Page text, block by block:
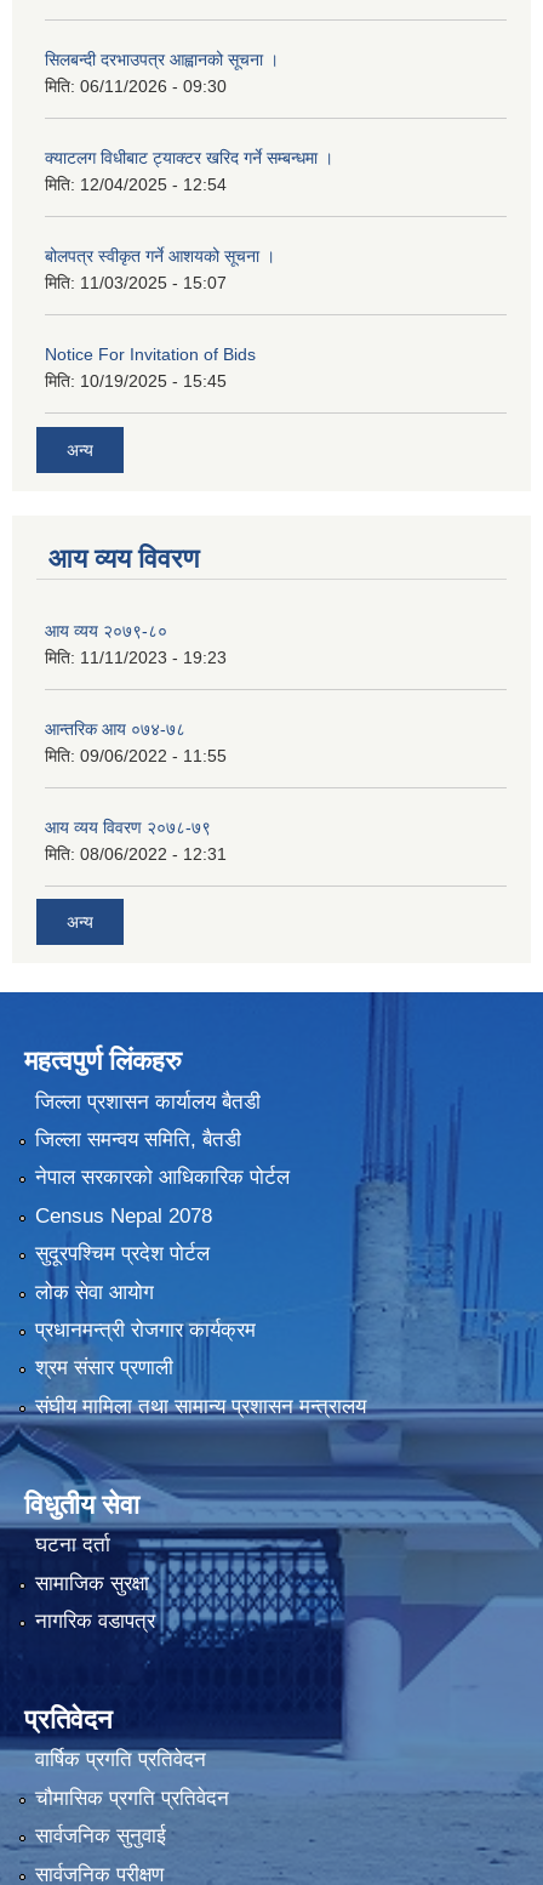
सिलबन्दी दरभाउपत्र आह्वानको सूचना ।
मिति: 06/11/2026 - 09:30
क्याटलग विधीबाट ट्याक्टर खरिद गर्ने सम्बन्धमा ।
मिति: 12/04/2025 - 12:54
बोलपत्र स्वीकृत गर्ने आशयको सूचना ।
मिति: 11/03/2025 - 15:07
Notice For Invitation of Bids
मिति: 10/19/2025 - 15:45
अन्य
आय व्यय विवरण
आय व्यय २०७९-८०
मिति: 11/11/2023 - 19:23
आन्तरिक आय ०७४-७८
मिति: 09/06/2022 - 11:55
आय व्यय विवरण २०७८-७९
मिति: 08/06/2022 - 12:31
अन्य
महत्वपुर्ण लिंकहरु
जिल्ला प्रशासन कार्यालय बैतडी
जिल्ला समन्वय समिति, बैतडी
नेपाल सरकारको आधिकारिक पोर्टल
Census Nepal 2078
सुदूरपश्चिम प्रदेश पोर्टल
लोक सेवा आयोग
प्रधानमन्त्री रोजगार कार्यक्रम
श्रम संसार प्रणाली
संघीय मामिला तथा सामान्य प्रशासन मन्त्रालय
विधुतीय सेवा
घटना दर्ता
सामाजिक सुरक्षा
नागरिक वडापत्र
प्रतिवेदन
वार्षिक प्रगति प्रतिवेदन
चौमासिक प्रगति प्रतिवेदन
सार्वजनिक सुनुवाई
सार्वजनिक परीक्षण